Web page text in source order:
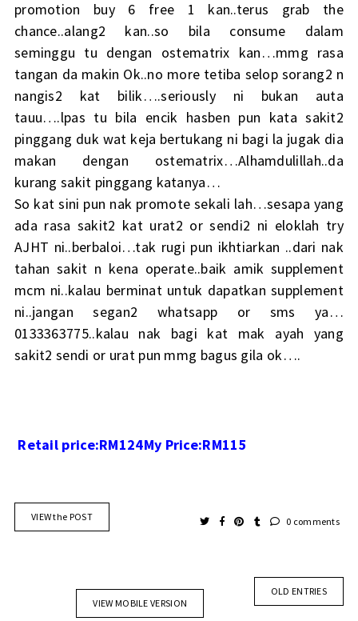
promotion buy 6 free 1 kan..terus grab the
chance..alang2 kan..so bila consume dalam
seminggu tu dengan ostematrix kan…mmg rasa
tangan da makin Ok..no more tetiba selop sorang2 n
nangis2 kat bilik….seriously ni bukan auta
tauu….lpas tu bila encik hasben pun kata sakit2
pinggang duk wat keja bertukang ni bagi la jugak dia
makan dengan ostematrix…Alhamdulillah..da
kurang sakit pinggang katanya…
So kat sini pun nak promote sekali lah…sesapa yang
ada rasa sakit2 kat urat2 or sendi2 ni eloklah try
AJHT ni..berbaloi…tak rugi pun ikhtiarkan ..dari nak
tahan sakit n kena operate..baik amik supplement
mcm ni..kalau berminat untuk dapatkan supplement
ni..jangan segan2 whatsapp or sms ya…
0133363775..kalau nak bagi kat mak ayah yang
sakit2 sendi or urat pun mmg bagus gila ok….
Retail price:RM124My Price:RM115
VIEW the POST 0 comments
OLD ENTRIES
VIEW MOBILE VERSION